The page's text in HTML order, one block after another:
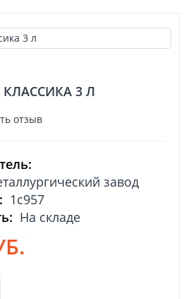
3 Л
отзыв
завод
1с957
На складе